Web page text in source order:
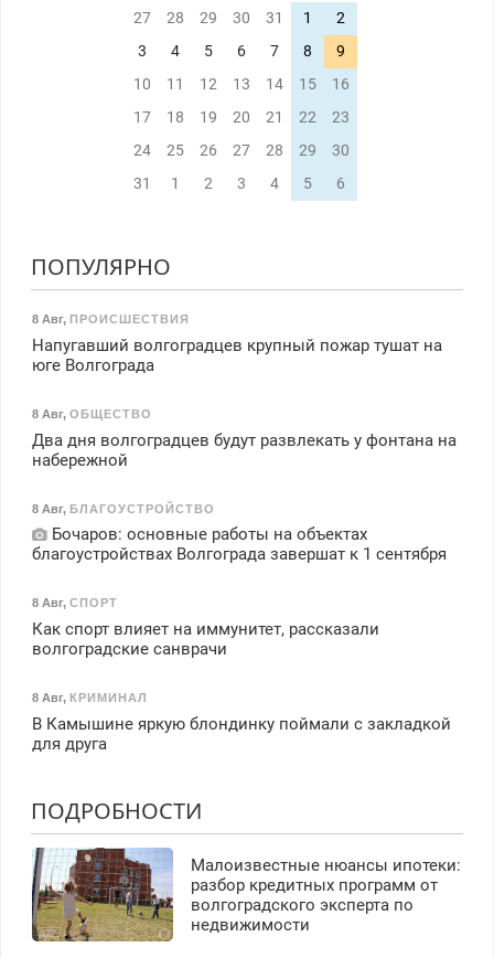
27 28 29 30 31 1
2
3
4 5 6 7 8
9
10
11 12 13 14 15
16
17
18 19 20 21 22
23
24
25 26 27 28 29
30
31
1 2 3 4 5 6
ПОПУЛЯРНО
8 Авг, ПРОИСШЕСТВИЯ
Напугавший волгоградцев крупный пожар тушат на
юге Волгограда
8 Авг, ОБЩЕСТВО
Два дня волгоградцев будут развлекать у фонтана на
набережной
8 Авг, БЛАГОУСТРОЙСТВО
Бочаров: основные работы на объектах
благоустройствах Волгограда завершат к 1 сентября
8 Авг, СПОРТ
Как спорт влияет на иммунитет, рассказали
волгоградские санврачи
8 Авг, КРИМИНАЛ
В Камышине яркую блондинку поймали с закладкой
для друга
ПОДРОБНОСТИ
Малоизвестные нюансы ипотеки:
разбор кредитных программ от
волгоградского эксперта по
недвижимости